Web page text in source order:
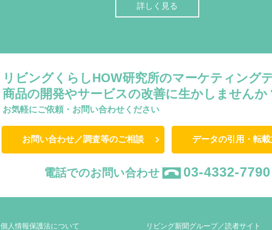
詳しく見る
リビングくらしHOW研究所のマーケティング
商品の開発やサービスの改善に生かしませんか
お気軽にご依頼・お問い合わせください
お問い合わせ／調査等のご相談 データの引用・転
電話でのお問い合わせ 03-4332-7790
個人情報保護法について リビング新聞グループ／読者サイト